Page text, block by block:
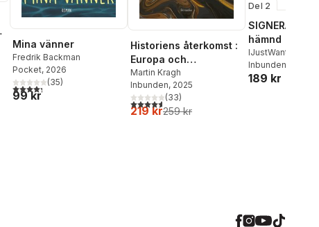
Mina vänner
Fredrik Backman
Pocket, 2026
4,3utav 5 stjärnor. Totalt antal röster:
(35)
99 kr
Historiens återkomst :
Europa och
världsordningens
sammanbrott
Martin Kragh
Inbunden, 2025
4,6utav 5 stjärnor. Totalt antal röster:
(33)
219 kr259 kr
Del 2
SIGNERAD -
hämnd
Adolphson
Beer ,Victor Beer
Inbunden
189 kr